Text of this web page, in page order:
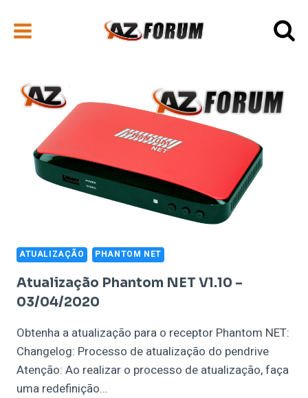
para
ATUALIZAÇÃO PHANTOM NET
Atualização Phantom NET V1.10 –
03/04/2020
Obtenha a atualização para o receptor Phantom NET:
Changelog: Processo de atualização do pendrive
Atenção: Ao realizar o processo de atualização, faça
uma redefinição…